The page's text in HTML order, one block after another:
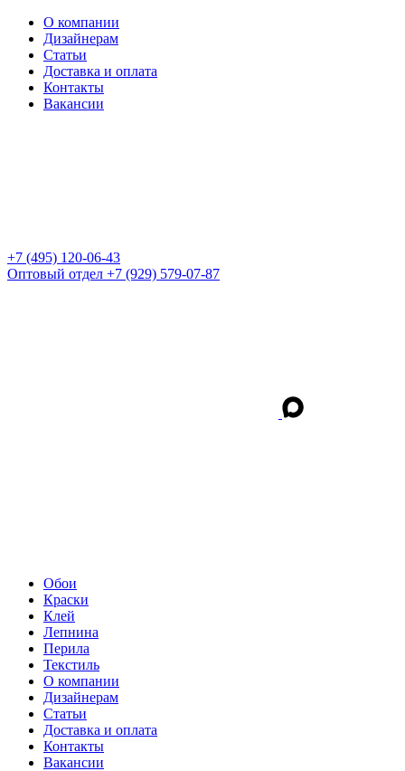
О компании
Дизайнерам
Статьи
Доставка и оплата
Контакты
Вакансии
+7 (495) 120-06-43
Оптовый отдел +7 (929) 579-07-87
Обои
Краски
Клей
Лепнина
Перила
Текстиль
О компании
Дизайнерам
Статьи
Доставка и оплата
Контакты
Вакансии